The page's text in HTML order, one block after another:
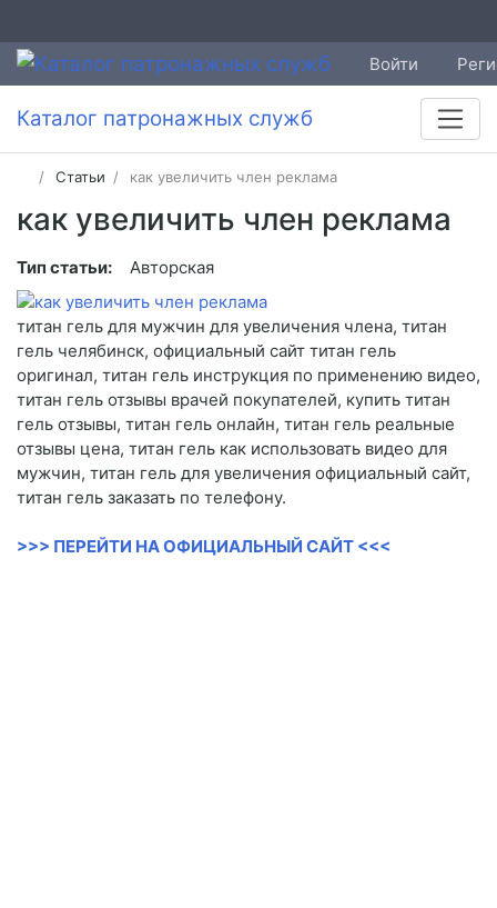
Войти
Каталог патронажных служб
Статьи как увеличить член реклама
как увеличить член реклама
Тип статьи: Авторская
титан гель для мужчин для увеличения члена, титан
гель челябинск, официальный сайт титан гель
оригинал, титан гель инструкция по применению видео,
титан гель отзывы врачей покупателей, купить титан
гель отзывы, титан гель онлайн, титан гель реальные
отзывы цена, титан гель как использовать видео для
мужчин, титан гель для увеличения официальный сайт,
титан гель заказать по телефону.
>>> ПЕРЕЙТИ НА ОФИЦИАЛЬНЫЙ САЙТ <<<